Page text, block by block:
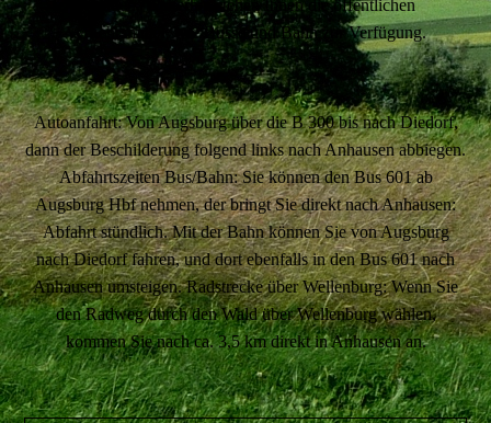
kommen. Weiterhin stehen Ihnen die öffentlichen
Verkehrsmittel, wie Busse und Bahn zur Verfügung.
Autoanfahrt: Von Augsburg über die B 300 bis nach Diedorf,
dann der Beschilderung folgend links nach Anhausen abbiegen.
Abfahrtszeiten Bus/Bahn: Sie können den Bus 601 ab
Augsburg Hbf nehmen, der bringt Sie direkt nach Anhausen:
Abfahrt stündlich. Mit der Bahn können Sie von Augsburg
nach Diedorf fahren, und dort ebenfalls in den Bus 601 nach
Anhausen umsteigen. Radstrecke über Wellenburg: Wenn Sie
den Radweg durch den Wald über Wellenburg wählen,
kommen Sie nach ca. 3,5 km direkt in Anhausen an.